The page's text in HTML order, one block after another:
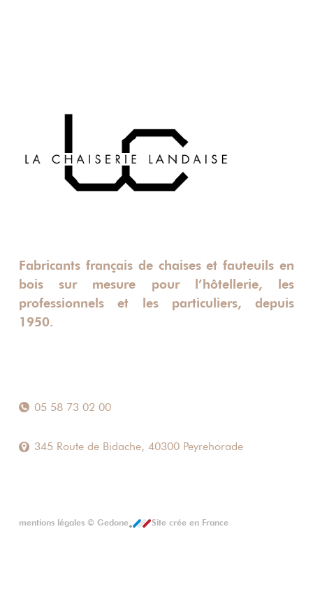
Fabricants français de chaises et fauteuils en
bois sur mesure pour l’hôtellerie, les
professionnels et les particuliers, depuis
1950.
05 58 73 02 00
345 Route de Bidache, 40300 Peyrehorade
mentions légales© Gedone Site crée en France